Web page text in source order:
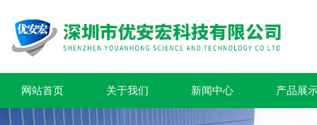
网站首页 关于我们 新闻中心 产品展